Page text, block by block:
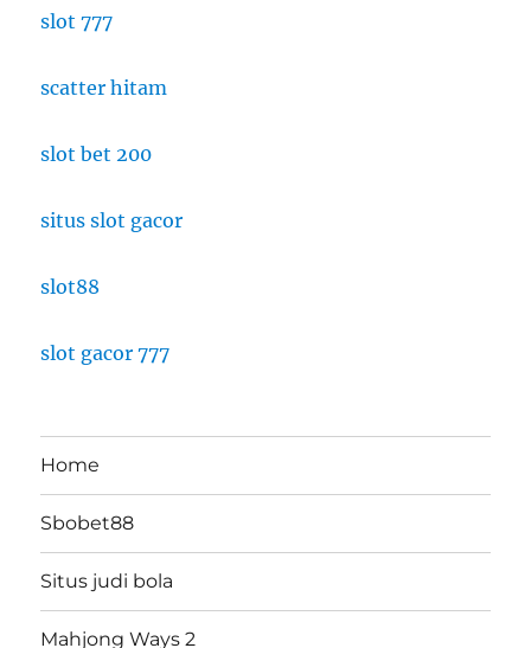
slot 777
scatter hitam
slot bet 200
situs slot gacor
slot88
slot gacor 777
Home
Sbobet88
Situs judi bola
Mahjong Ways 2